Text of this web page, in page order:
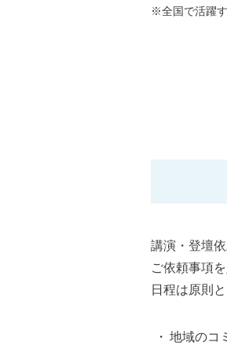
※全国で活躍
講演・登壇
ご依頼事項を
日程は原則
・ 地域の